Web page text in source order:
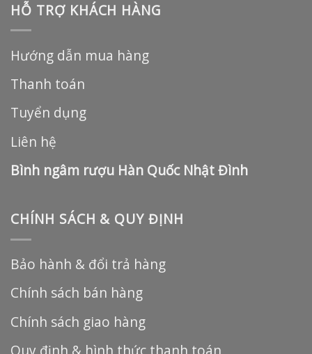
HỖ TRỢ KHÁCH HÀNG
Hướng dẫn mua hàng
Thanh toán
Tuyển dụng
Liên hệ
Bình ngâm rượu Hàn Quốc Nhật Đình
CHÍNH SÁCH & QUY ĐỊNH
Bảo hành & đổi trả hàng
Chính sách bán hàng
Chính sách giao hàng